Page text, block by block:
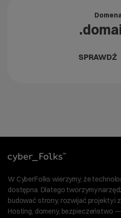
SPRAWDŹ
W CyberFolks wierzymy, że
dostępna. Dlatego tworzymy
budować strony, rozwijać projekty i
Hosting, domeny, bezpieczeństwo